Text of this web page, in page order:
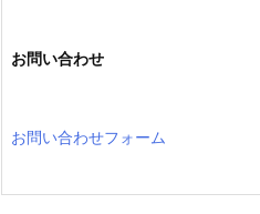
お問い合わせ
お問い合わせフォーム